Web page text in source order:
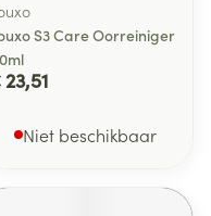
S3 Care Oorreiniger
Niet beschikbaar